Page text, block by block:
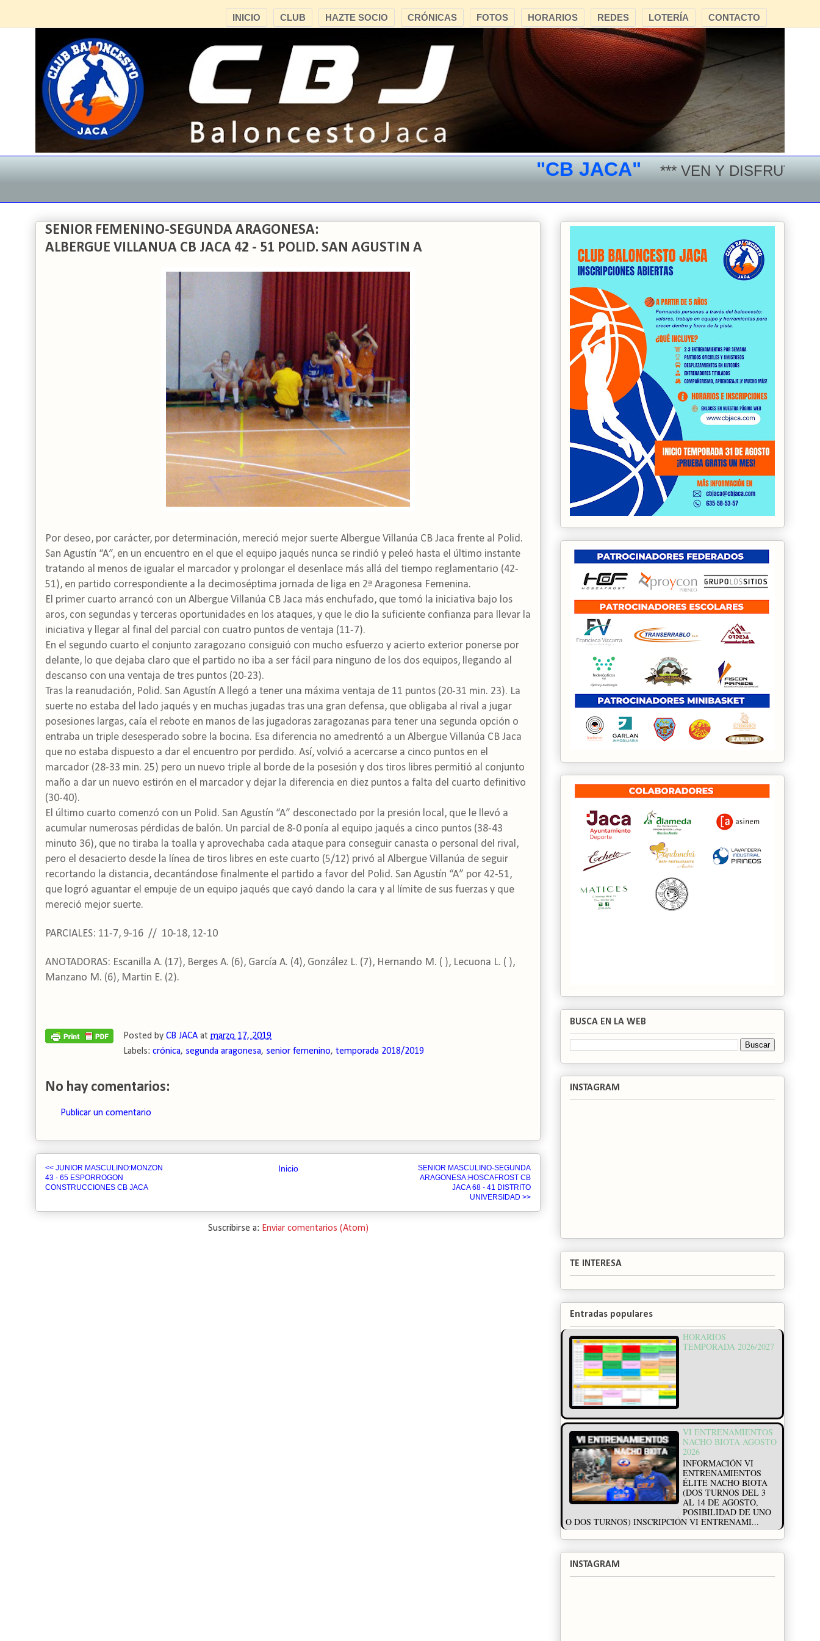
CONTACTO
LOTERÍA
REDES
HORARIOS
FOTOS
CRÓNICAS
HAZTE SOCIO
CLUB
INICIO
"CB JACA" *** VEN Y DISFRUTA DEL
SENIOR FEMENINO-SEGUNDA ARAGONESA:
ALBERGUE VILLANUA CB JACA 42 - 51 POLID. SAN AGUSTIN A
Por deseo, por carácter, por determinación, mereció mejor suerte Albergue Villanúa CB Jaca frente al Polid.
San Agustín “A”, en un encuentro en el que el equipo jaqués nunca se rindió y peleó hasta el último instante
tratando al menos de igualar el marcador y prolongar el desenlace más allá del tiempo reglamentario (42-
51), en partido correspondiente a la decimoséptima jornada de liga en 2ª Aragonesa Femenina.
El primer cuarto arrancó con un Albergue Villanúa CB Jaca más enchufado, que tomó la iniciativa bajo los
aros, con segundas y terceras oportunidades en los ataques, y que le dio la suficiente confianza para llevar la
iniciativa y llegar al final del parcial con cuatro puntos de ventaja (11-7).
En el segundo cuarto el conjunto zaragozano consiguió con mucho esfuerzo y acierto exterior ponerse por
delante, lo que dejaba claro que el partido no iba a ser fácil para ninguno de los dos equipos, llegando al
descanso con una ventaja de tres puntos (20-23).
Tras la reanudación, Polid. San Agustín A llegó a tener una máxima ventaja de 11 puntos (20-31 min. 23). La
suerte no estaba del lado jaqués y en muchas jugadas tras una gran defensa, que obligaba al rival a jugar
posesiones largas, caía el rebote en manos de las jugadoras zaragozanas para tener una segunda opción o
entraba un triple desesperado sobre la bocina. Esa diferencia no amedrentó a un Albergue Villanúa CB Jaca
que no estaba dispuesto a dar el encuentro por perdido. Así, volvió a acercarse a cinco puntos en el
marcador (28-33 min. 25) pero un nuevo triple al borde de la posesión y dos tiros libres permitió al conjunto
maño a dar un nuevo estirón en el marcador y dejar la diferencia en diez puntos a falta del cuarto definitivo
(30-40).
El último cuarto comenzó con un Polid. San Agustín “A” desconectado por la presión local, que le llevó a
acumular numerosas pérdidas de balón. Un parcial de 8-0 ponía al equipo jaqués a cinco puntos (38-43
minuto 36), que no tiraba la toalla y aprovechaba cada ataque para conseguir canasta o personal del rival,
pero el desacierto desde la línea de tiros libres en este cuarto (5/12) privó al Albergue Villanúa de seguir
recortando la distancia, decantándose finalmente el partido a favor del Polid. San Agustín “A” por 42-51,
que logró aguantar el empuje de un equipo jaqués que cayó dando la cara y al límite de sus fuerzas y que
mereció mejor suerte.
PARCIALES: 11-7, 9-16 // 10-18, 12-10
ANOTADORAS: Escanilla A. (17), Berges A. (6), García A. (4), González L. (7), Hernando M. ( ), Lecuona L. ( ),
Manzano M. (6), Martin E. (2).
Posted by CB JACA at marzo 17, 2019
Labels: crónica, segunda aragonesa, senior femenino, temporada 2018/2019
No hay comentarios:
Publicar un comentario
<< JUNIOR MASCULINO:MONZON
43 - 65 ESPORROGON
CONSTRUCCIONES CB JACA
SENIOR MASCULINO-SEGUNDA
ARAGONESA:HOSCAFROST CB
JACA 68 - 41 DISTRITO
UNIVERSIDAD >>
Inicio
Suscribirse a: Enviar comentarios (Atom)
BUSCA EN LA WEB
INSTAGRAM
TE INTERESA
Entradas populares
HORARIOS
TEMPORADA 2026/2027
VI ENTRENAMIENTOS
NACHO BIOTA AGOSTO
2026
INFORMACIÓN VI
ENTRENAMIENTOS
ÉLITE NACHO BIOTA
(DOS TURNOS DEL 3
AL 14 DE AGOSTO,
POSIBILIDAD DE UNO
O DOS TURNOS) INSCRIPCIÓN VI ENTRENAMI...
INSTAGRAM